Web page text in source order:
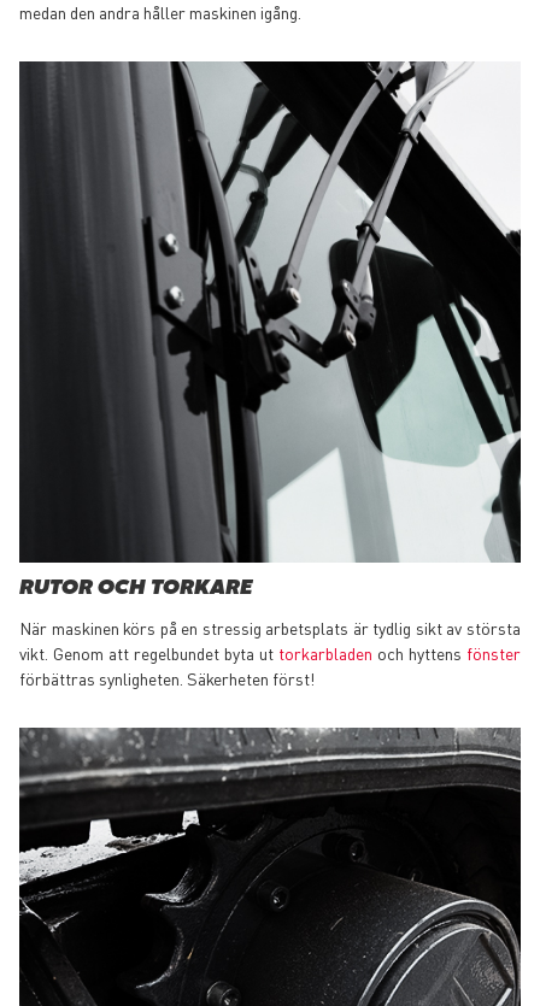
medan den andra håller maskinen igång.
RUTOR OCH TORKARE
När maskinen körs på en stressig arbetsplats är tydlig sikt av största
vikt. Genom att regelbundet byta ut torkarbladen och hyttens fönster
förbättras synligheten. Säkerheten först!